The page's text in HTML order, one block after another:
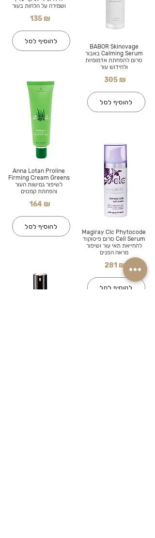
ושמירה על הלחות בעור
135 ₪
להוסיף לסל
Anna Lotan Proline
Firming Cream Greens
לשיפור גמישות העור
והפחתת קמטים
164 ₪
להוסיף לסל
BABOR Skinovage
Calming Serum באבור
סרום להפחתת אדמומיות
ולחידוש עור
305 ₪
להוסיף לסל
Magiray Clc Phytocode
Cell Serum סרום פיטוקוד
להחייאת תאי עור ושיפור
מראה הפנים
281 ₪
להוסיף לסל